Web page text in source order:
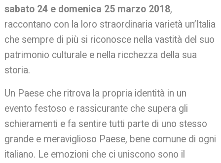
sabato 24 e domenica 25 marzo 2018,
raccontano con la loro straordinaria varietà un’Italia
che sempre di più si riconosce nella vastità del suo
patrimonio culturale e nella ricchezza della sua
storia.
Un Paese che ritrova la propria identità in un
evento festoso e rassicurante che supera gli
schieramenti e fa sentire tutti parte di uno stesso
grande e meraviglioso Paese, bene comune di ogni
italiano. Le emozioni che ci uniscono sono il